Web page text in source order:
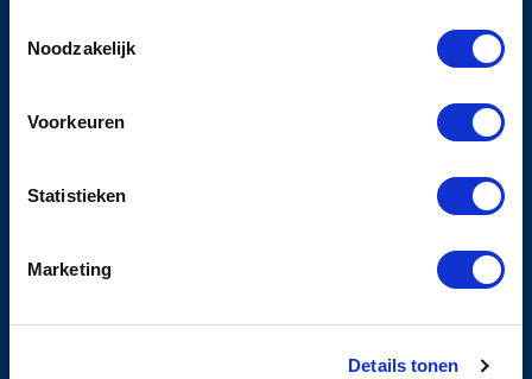
Noodzakelijk
Voorkeuren
Statistieken
Marketing
Details tonen
Privacyverklaring
Cookiebeleid
Klachten- en geschillenreglement
Corporate Academies